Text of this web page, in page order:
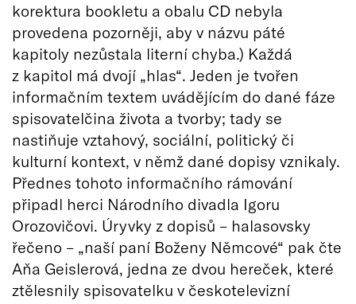
korektura bookletu a obalu CD nebyla
provedena pozorněji, aby v názvu páté
kapitoly nezůstala literní chyba.) Každá
z kapitol má dvojí „hlas“. Jeden je tvořen
informačním textem uvádějícím do dané fáze
spisovatelčina života a tvorby; tady se
nastiňuje vztahový, sociální, politický či
kulturní kontext, v němž dané dopisy vznikaly.
Přednes tohoto informačního rámování
připadl herci Národního divadla Igoru
Orozovičovi. Úryvky z dopisů – halasovsky
řečeno – „naší paní Boženy Němcové“ pak čte
Aňa Geislerová, jedna ze dvou hereček, které
ztělesnily spisovatelku v českotelevizní